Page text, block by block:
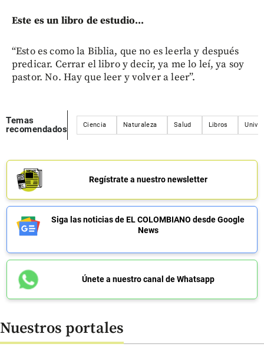
Este es un libro de estudio...
“Esto es como la Biblia, que no es leerla y después
predicar. Cerrar el libro y decir, ya me lo leí, ya soy
pastor. No. Hay que leer y volver a leer”.
Temas
recomendados
Ciencia Naturaleza Salud Libros
Regístrate a nuestro newsletter
Siga las noticias de EL COLOMBIANO desde Google
News
Únete a nuestro canal de Whatsapp
Nuestros portales